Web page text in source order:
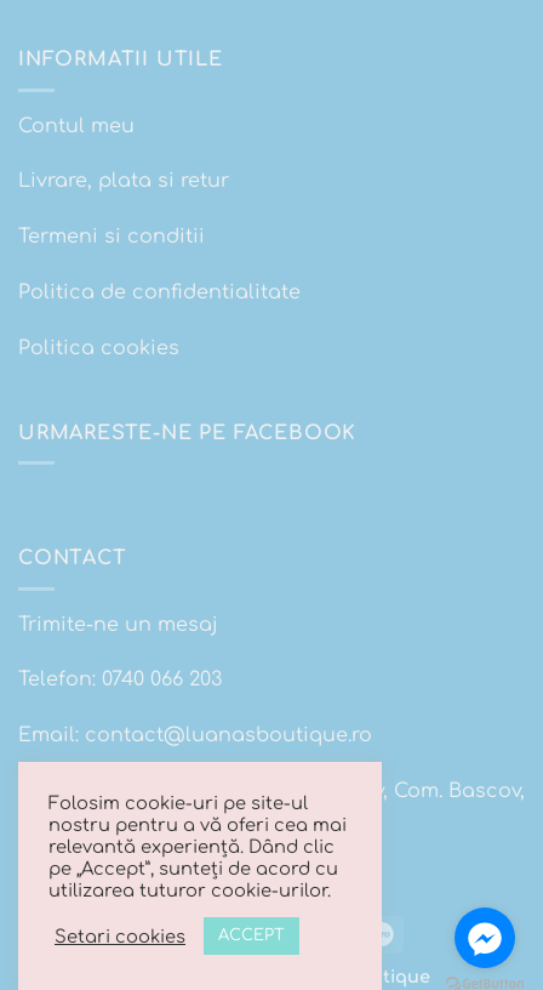
INFORMATII UTILE
Contul meu
Livrare, plata si retur
Termeni si conditii
Politica de confidentialitate
Politica cookies
URMARESTE-NE PE FACEBOOK
CONTACT
Trimite-ne un mesaj
Telefon: 0740 066 203
Email: contact@luanasboutique.ro
Adresa: Str. Scolii nr 16B, Sat. Bascov, Com. Bascov,
Jud Arges
Visa MasterCard Maestro
Luana's Boutique
Folosim cookie-uri pe site-ul
nostru pentru a vă oferi cea mai
relevantă experiență. Dând clic
pe „Accept”, sunteți de acord cu
utilizarea tuturor cookie-urilor.
Setari cookies ACCEPT